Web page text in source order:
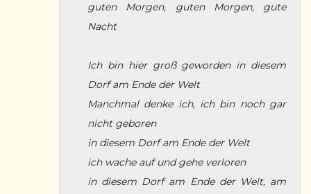
guten Morgen, guten Morgen, gute
Nacht
Ich bin hier groß geworden in diesem
Dorf am Ende der Welt
Manchmal denke ich, ich bin noch gar
nicht geboren
in diesem Dorf am Ende der Welt
ich wache auf und gehe verloren
in diesem Dorf am Ende der Welt, am